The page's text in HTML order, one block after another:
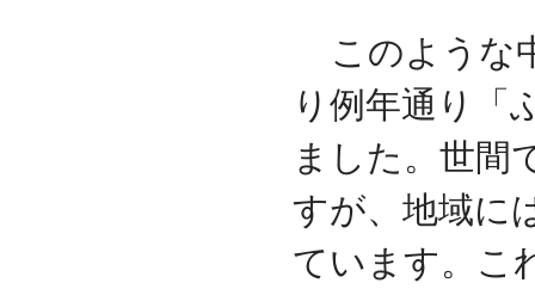
このような
り例年通り「
ました。世間
すが、地域に
ています。こ